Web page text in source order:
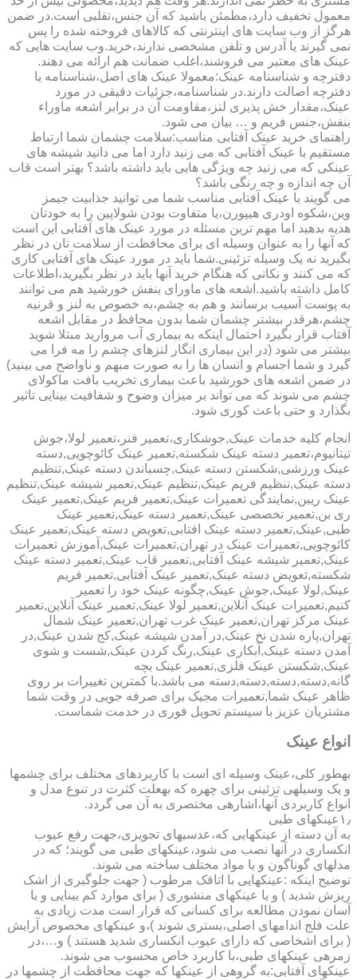
معمول تخفیف دارد،مطمئن باشید که آن جنس،تقلبی است.در ضمن
هرگز از وب سایت های اینترنتی که کالاهای فروخته شده را پس
نمی گیرند یا آدرس و تلفن مشخصی ندارند،خرید.وب سایت هایی که
عینک های معتبر می فروشند،اغلب ضمانت هم ارائه می دهند.
دفترچه و شناسنامه عینک:معمولا عینک های اصل،شناسنامه یا
دفترچه اصالت دارند.در شناسنامه،جزئیات دقیقی در مورد
عینک،مقدار خش پذیری لنز،مقاومت آن در برابر اشعه ماوراء
بنفش،جنس فریم و … بیان می شود.
راهنمای خرید عینک آفتابی مناسب:سلامت چشمان شما ارتباط
مستقیم با عینک آفتابی که می زنید دارد اما می دانید شیشه های
عینکی که می زنید چه ویژگی هایی باید داشته باشد؟ بهتر است قاب
آن چه اندازه و چه رنگی باشد؟
می گویند با عینک آفتابی مناسب شما می توانید جذابیت جیمز
وین،شکوه اودری هیپورن،یا متفاوت بودن شولاپین را به خودتان
هدیه بدهید اما مهم ترین مسئله در مورد عینک های آفتابی این است
که آنها را به عنوان وسیله ای برای محافظت از سلامت تان در نظر
بگیرید نه یک وسیله تزئینی.شما باید در مورد عینک های آفتابی کاری
که می کنند و نکاتی که هنگام خرید آنها باید در نظر بگیرید،اطلاعات
کامل داشته باشید.اشعه های ماورای بنفش خورشید هم می توانند
به پوست آسیب برسانند و هم به چشم،به خصوص به لنز و قرنیه
چشم،هرقدر بیشتر چشمان شما بدون محافظ در مقابل اشعه
آفتاب قرار بگیرد احتمال اینکه به بیماری آب مروارید مبتلا شوید
بیشتر می شود (در این بیماری انگار لنزهای چشم را مه فرا می
گیرد و شما اجسام و انسان ها را به صورت مبهم و ناواضح می بینید)
در ضمن اشعه های خورشید باعث بیماری تخریب بافت ماکولای
چشم می شوند که می تواند بر میزان وضوح و شفافیت بینایی تاثیر
بگذارد و حتی باعث کوری شود.
انجام کلیه خدمات عینک,جوشکاری،تعمیر فنر،تعمیر لولا،جوش
تیتانیوم،تعمیر دسته عینک شکسته,تعمیر عینک کائوچویی,دسته
عینک ورزشی,شکستن دسته عینک,چسباندن دسته عینک,تنظیم
دسته عینک,تنظیم فریم عینک,تنظیم عینک,تعمیر شیشه عینک,تنظیم
عینک ریبن,نمایندگی تعمیرات عینک,تعمیر فریم عینک,تعمیر عینک
ری بن,تعمیر تخصصی عینک,تعمیر دسته عینک,تعمیر عینک
طبی,عینک,تعمیر دسته عینک افتابی,تعویض دسته عینک,تعمیر عینک
کائوچویی,تعمیرات عینک در تهران,تعمیرات عینک,آموزش تعمیرات
عینک,تعمیر شیشه عینک آفتابی,تعمیر قاب عینک,تعمیر دسته عینک
شکسته,تعویض دسته عینک,تعمیر عینک آفتابی,تعمیر فریم
عینک,لولا عینک,جوش عینک,چگونه عینک خود را تعمیر
کنیم,تعمیرات عینک آنلاین,تعمیر لولا عینک,تعمیر عینک آنلاین,تعمیر
عینک مرکز تهران,تعمیر عینک غرب تهران,تعمیر عینک شمال
تهران,پاره شدن نخ عینک,در آمدن شیشه عینک,کج شدن عینک,در
آمدن دسته عینک,آبکاری عینک,رنگ کردن عینک,شست و شوی
عینک,شکستن عینک فلزی,تعمیر عینک بچه
گانه,دسته,دسته,دسته,دسته می باشد.با کمترین تغییرات بر روی
ظاهر عینک شما,تعمیرات مجیک برای صرفه جویی در وقت شما
مشتریان عزیز با سیستم تحویل فوری در خدمت شماست.
انواع عینک
به­طور کلی،عینک وسیله ای است با کاربردهای مختلف برای چشمها
و یک وسیله­ی تزئینی برای چهره که به­علت کثرت در تنوع مدل و
انواع کاربردی آنها،اشاره­ی مختصری به آن می گردد.
۱٫عینکهای طبی
به آن دسته از عینکهایی که،عدسیهای تجویزی،جهت رفع عیوب
انکساری در آنها نصب می شود،عینکهای طبی می گویند؛ که در
مدلهای گوناگون و با مواد مختلف ساخته می شوند.
توضیح اینکه :عینکهایی با اتاقک مرطوب ( جهت جلوگیری از اشک
ریزش شدید ) و یا عینکهای منشوری ( برای موارد کم بینایی و یا
آسان نمودن مطالعه برای کسانی که قرار است مدت زیادی به
علت فلج اندامهای اصلی،بستری شوند )،و عینکهای مخصوص آرایش
( برای اشخاصی که دارای عیوب انکساری شدید هستند ) و…،در
زمره­ی عینکهای طبی،با کاربرد خاص محسوب می شوند.
عینکهای آفتابی:به گروهی از عینکها که جهت محافظت از چشمها در